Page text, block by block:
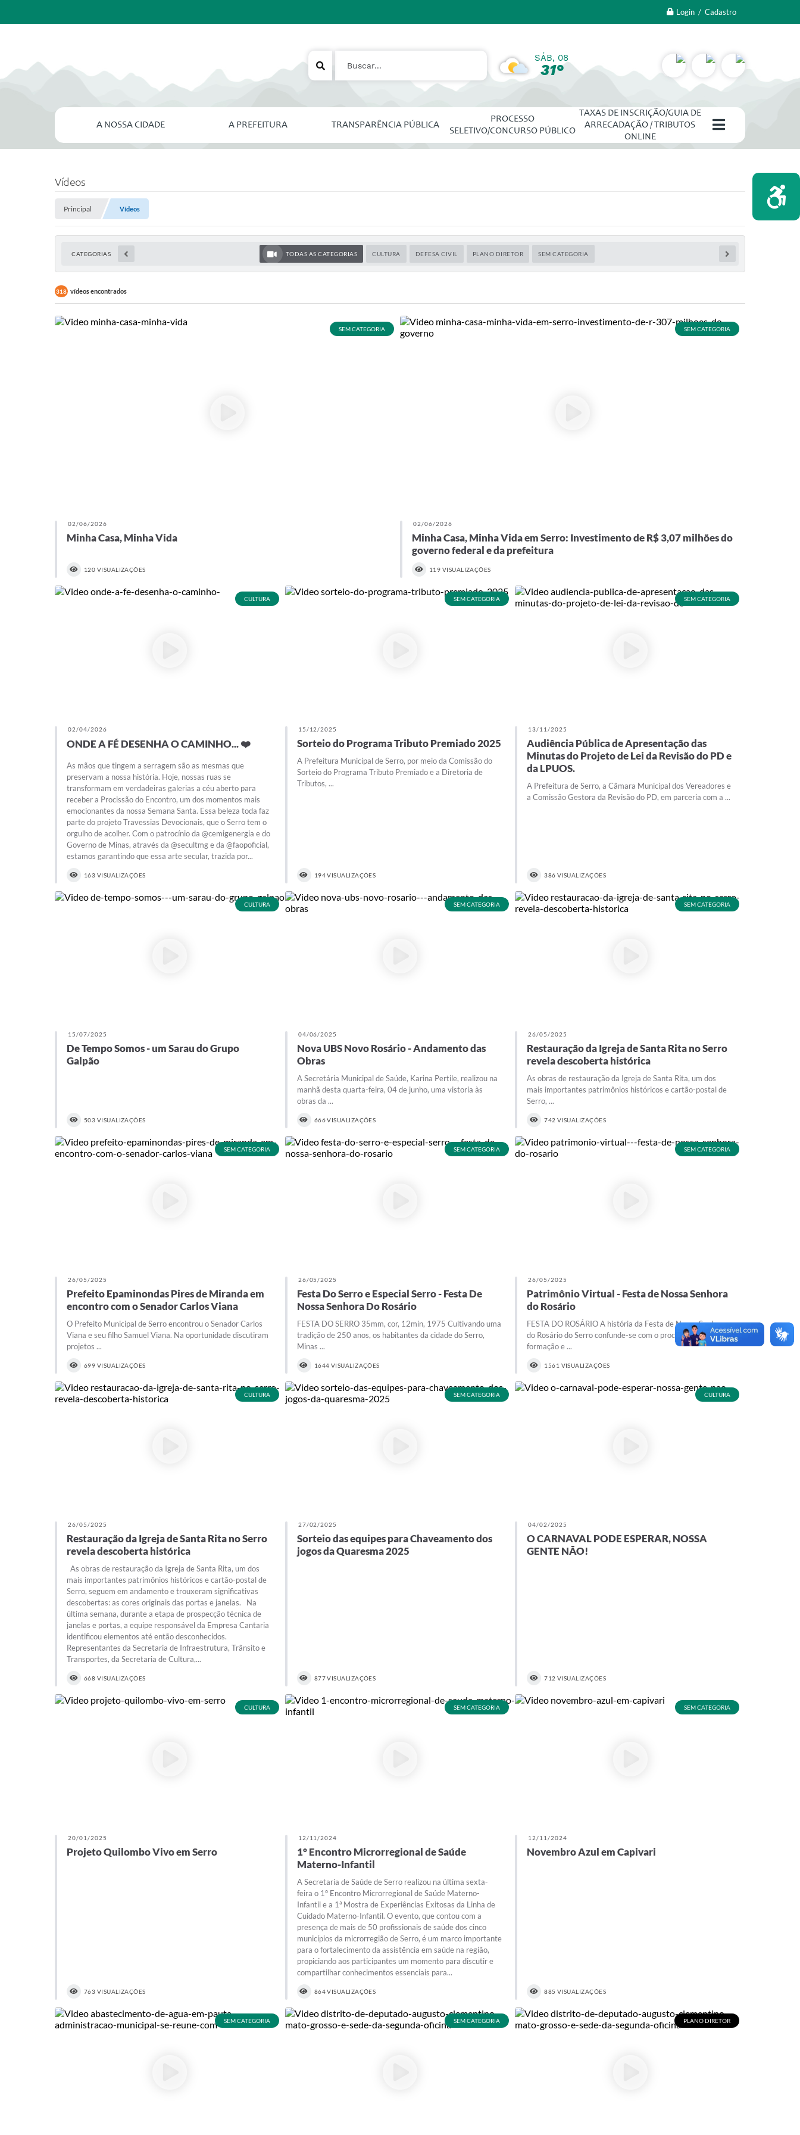
Login / Cadastro
SÁB, 08
31°
A NOSSA CIDADE A PREFEITURA TRANSPARÊNCIA PÚBLICA
PROCESSO
SELETIVO/CONCURSO PÚBLICO
TAXAS DE INSCRIÇÃO/GUIA DE
ARRECADAÇÃO / TRIBUTOS
ONLINE
Vídeos
Principal Vídeos
CATEGORIAS TODAS AS CATEGORIAS CULTURA DEFESA CIVIL PLANO DIRETOR SEM CATEGORIA
318 vídeos encontrados
SEM CATEGORIA
02/06/2026
Minha Casa, Minha Vida
120 VISUALIZAÇÕES
SEM CATEGORIA
02/06/2026
Minha Casa, Minha Vida em Serro: Investimento de R$ 3,07 milhões do
governo federal e da prefeitura
119 VISUALIZAÇÕES
CULTURA
02/04/2026
ONDE A FÉ DESENHA O CAMINHO... ❤️
As mãos que tingem a serragem são as mesmas que
preservam a nossa história. Hoje, nossas ruas se
transformam em verdadeiras galerias a céu aberto para
receber a Procissão do Encontro, um dos momentos mais
emocionantes da nossa Semana Santa. Essa beleza toda faz
parte do projeto Travessias Devocionais, que o Serro tem o
orgulho de acolher. Com o patrocínio da @cemigenergia e do
Governo de Minas, através da @secultmg e da @faopoficial,
estamos garantindo que essa arte secular, trazida por...
163 VISUALIZAÇÕES
SEM CATEGORIA
15/12/2025
Sorteio do Programa Tributo Premiado 2025
A Prefeitura Municipal de Serro, por meio da Comissão do
Sorteio do Programa Tributo Premiado e a Diretoria de
Tributos, ...
194 VISUALIZAÇÕES
SEM CATEGORIA
13/11/2025
Audiência Pública de Apresentação das
Minutas do Projeto de Lei da Revisão do PD e
da LPUOS.
A Prefeitura de Serro, a Câmara Municipal dos Vereadores e
a Comissão Gestora da Revisão do PD, em parceria com a ...
386 VISUALIZAÇÕES
CULTURA
15/07/2025
De Tempo Somos - um Sarau do Grupo
Galpão
503 VISUALIZAÇÕES
SEM CATEGORIA
04/06/2025
Nova UBS Novo Rosário - Andamento das
Obras
A Secretária Municipal de Saúde, Karina Pertile, realizou na
manhã desta quarta-feira, 04 de junho, uma vistoria às
obras da ...
666 VISUALIZAÇÕES
SEM CATEGORIA
26/05/2025
Restauração da Igreja de Santa Rita no Serro
revela descoberta histórica
As obras de restauração da Igreja de Santa Rita, um dos
mais importantes patrimônios históricos e cartão-postal de
Serro, ...
742 VISUALIZAÇÕES
SEM CATEGORIA
26/05/2025
Prefeito Epaminondas Pires de Miranda em
encontro com o Senador Carlos Viana
O Prefeito Municipal de Serro encontrou o Senador Carlos
Viana e seu filho Samuel Viana. Na oportunidade discutiram
projetos ...
699 VISUALIZAÇÕES
SEM CATEGORIA
26/05/2025
Festa Do Serro e Especial Serro - Festa De
Nossa Senhora Do Rosário
FESTA DO SERRO 35mm, cor, 12min, 1975 Cultivando uma
tradição de 250 anos, os habitantes da cidade do Serro,
Minas ...
1644 VISUALIZAÇÕES
SEM CATEGORIA
26/05/2025
Patrimônio Virtual - Festa de Nossa Senhora
do Rosário
FESTA DO ROSÁRIO A história da Festa de Nossa Senhora
do Rosário do Serro confunde-se com o processo de
formação e ...
1561 VISUALIZAÇÕES
CULTURA
26/05/2025
Restauração da Igreja de Santa Rita no Serro
revela descoberta histórica
As obras de restauração da Igreja de Santa Rita, um dos
mais importantes patrimônios históricos e cartão-postal de
Serro, seguem em andamento e trouxeram significativas
descobertas: as cores originais das portas e janelas. Na
última semana, durante a etapa de prospecção técnica de
janelas e portas, a equipe responsável da Empresa Cantaria
identificou elementos até então desconhecidos.
Representantes da Secretaria de Infraestrutura, Trânsito e
Transportes, da Secretaria de Cultura,...
668 VISUALIZAÇÕES
SEM CATEGORIA
27/02/2025
Sorteio das equipes para Chaveamento dos
jogos da Quaresma 2025
877 VISUALIZAÇÕES
CULTURA
04/02/2025
O CARNAVAL PODE ESPERAR, NOSSA
GENTE NÃO!
712 VISUALIZAÇÕES
CULTURA
20/01/2025
Projeto Quilombo Vivo em Serro
763 VISUALIZAÇÕES
SEM CATEGORIA
12/11/2024
1° Encontro Microrregional de Saúde
Materno-Infantil
A Secretaria de Saúde de Serro realizou na última sexta-
feira o 1° Encontro Microrregional de Saúde Materno-
Infantil e a 1ª Mostra de Experiências Exitosas da Linha de
Cuidado Materno-Infantil. O evento, que contou com a
presença de mais de 50 profissionais de saúde dos cinco
municípios da microrregião de Serro, é um marco importante
para o fortalecimento da assistência em saúde na região,
propiciando aos participantes um momento para discutir e
compartilhar conhecimentos essenciais para...
864 VISUALIZAÇÕES
SEM CATEGORIA
12/11/2024
Novembro Azul em Capivari
885 VISUALIZAÇÕES
SEM CATEGORIA SEM CATEGORIA PLANO DIRETOR